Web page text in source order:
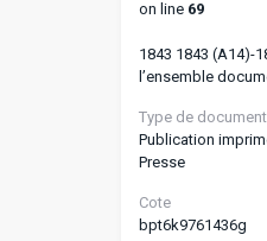
on line 69
1843 1843 (A14)-
l’ensemble
Type de document
Publication
Presse
Cote
bpt6k9761436g